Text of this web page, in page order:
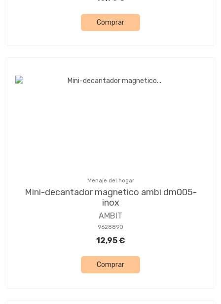
Comprar
Menaje del hogar
Mini-decantador magnetico ambi dm005-
inox
AMBIT
9628890
12,95 €
Comprar